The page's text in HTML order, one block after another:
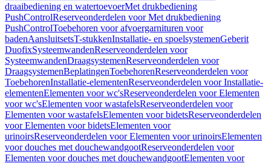
draaibediening en watertoevoerMet drukbediening
PushControlReserveonderdelen voor Met drukbediening
PushControlToebehoren voor afvoergarnituren voor
badenAansluitsetsT-stukkenInstallatie- en spoelsystemenGeberit
DuofixSysteemwandenReserveonderdelen voor
SysteemwandenDraagsystemenReserveonderdelen voor
DraagsystemenBeplatingenToebehorenReserveonderdelen voor
ToebehorenInstallatie-elementenReserveonderdelen voor Installatie-
elementenElementen voor wc'sReserveonderdelen voor Elementen
voor wc'sElementen voor wastafelsReserveonderdelen voor
Elementen voor wastafelsElementen voor bidetsReserveonderdelen
voor Elementen voor bidetsElementen voor
urinoirsReserveonderdelen voor Elementen voor urinoirsElementen
voor douches met douchewandgootReserveonderdelen voor
Elementen voor douches met douchewandgootElementen voor